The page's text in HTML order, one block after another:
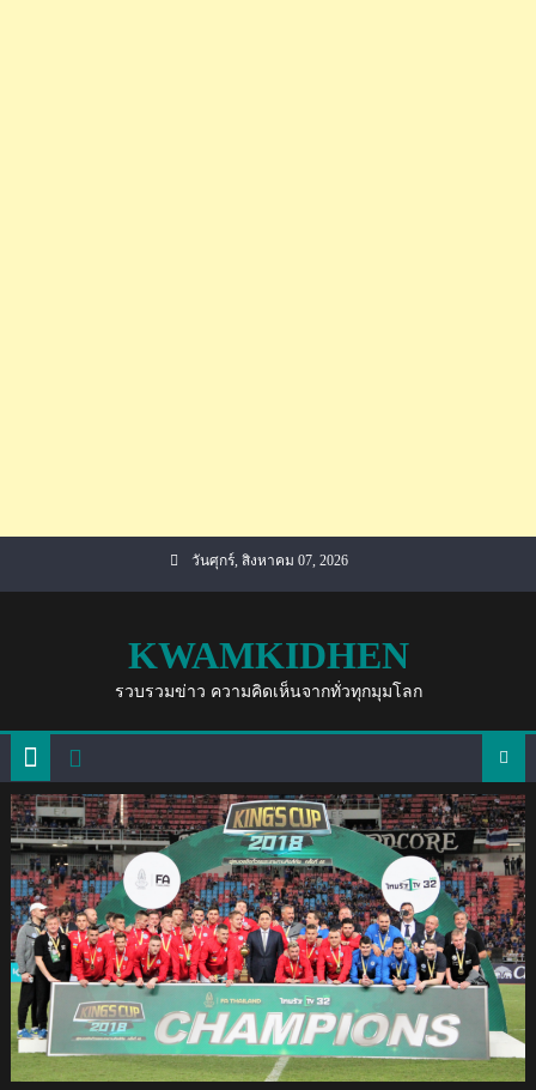
วันศุกร์, สิงหาคม 07, 2026
KWAMKIDHEN
รวบรวมข่าว ความคิดเห็นจากทั่วทุกมุมโลก